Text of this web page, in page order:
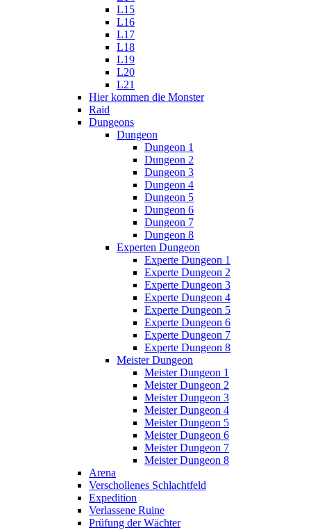
L15
L16
L17
L18
L19
L20
L21
Hier kommen die Monster
Raid
Dungeons
Dungeon
Dungeon 1
Dungeon 2
Dungeon 3
Dungeon 4
Dungeon 5
Dungeon 6
Dungeon 7
Dungeon 8
Experten Dungeon
Experte Dungeon 1
Experte Dungeon 2
Experte Dungeon 3
Experte Dungeon 4
Experte Dungeon 5
Experte Dungeon 6
Experte Dungeon 7
Experte Dungeon 8
Meister Dungeon
Meister Dungeon 1
Meister Dungeon 2
Meister Dungeon 3
Meister Dungeon 4
Meister Dungeon 5
Meister Dungeon 6
Meister Dungeon 7
Meister Dungeon 8
Arena
Verschollenes Schlachtfeld
Expedition
Verlassene Ruine
Prüfung der Wächter